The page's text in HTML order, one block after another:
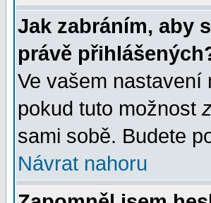
Jak zabráním, aby
právě
Ve vašem
pokud tuto možnost
sami sobě. Budete
Návrat nahoru